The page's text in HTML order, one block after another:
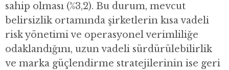
sahip olması (%3,2). Bu durum, mevcut
belirsizlik ortamında şirketlerin kısa vadeli
risk yönetimi ve operasyonel verimliliğe
odaklandığını, uzun vadeli sürdürülebilirlik
ve marka güçlendirme stratejilerinin ise geri